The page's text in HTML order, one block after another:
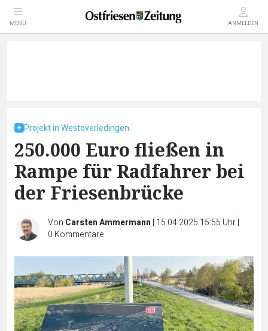
MENÜ ANMELDEN
Projekt in Westoverledingen
250.000 Euro fließen in
Rampe für Radfahrer bei
der Friesenbrücke
Von Carsten Ammermann | 15.04.2025 15:55 Uhr|
0 Kommentare